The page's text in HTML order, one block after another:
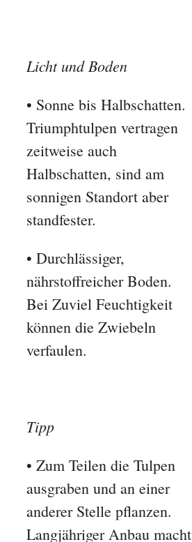
Licht und Boden
• Sonne bis Halbschatten.
Triumphtulpen vertragen
zeitweise auch
Halbschatten, sind am
sonnigen Standort aber
standfester.
• Durchlässiger,
nährstoffreicher Boden.
Bei Zuviel Feuchtigkeit
können die Zwiebeln
verfaulen.
Tipp
• Zum Teilen die Tulpen
ausgraben und an einer
anderer Stelle pflanzen.
Langjähriger Anbau macht